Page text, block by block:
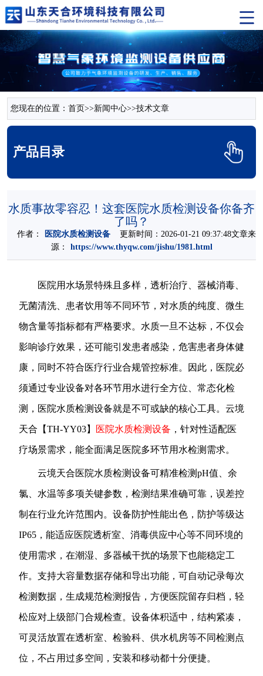
您现在的位置： 首页>>新闻中心>>技术文章
产品目录
水质事故零容忍！这套医院水质检测设备你备齐
了吗？
作者： 医院水质检测设备更新时间：2026-01-21 09:37:48文章来
源：
https://www.thyqw.com/jishu/1981.html
医院用水场景特殊且多样，透析治疗、器械消毒、
无菌清洗、患者饮用等不同环节，对水质的纯度、微生
物含量等指标都有严格要求。水质一旦不达标，不仅会
影响诊疗效果，还可能引发患者感染，危害患者身体健
康，同时不符合医疗行业合规管控标准。因此，医院必
须通过专业设备对各环节用水进行全方位、常态化检
测，医院水质检测设备就是不可或缺的核心工具。云境
天合【TH-YY03】 医院水质检测设备 ，针对性适配医
疗场景需求，能全面满足医院多环节用水检测需求。
云境天合医院水质检测设备可精准检测pH值、余
氯、水温等多项关键参数，检测结果准确可靠，误差控
制在行业允许范围内。设备防护性能出色，防护等级达
IP65，能适应医院透析室、消毒供应中心等不同环境的
使用需求，在潮湿、多器械干扰的场景下也能稳定工
作。支持大容量数据存储和导出功能，可自动记录每次
检测数据，生成规范检测报告，方便医院留存归档，轻
松应对上级部门合规检查。设备体积适中，结构紧凑，
可灵活放置在透析室、检验科、供水机房等不同检测点
位，不占用过多空间，安装和移动都十分便捷。